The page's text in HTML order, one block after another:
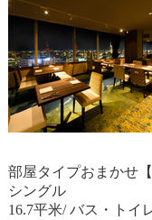
部屋タイプおまかせ【
シングル
16.7平米/ バス・トイ